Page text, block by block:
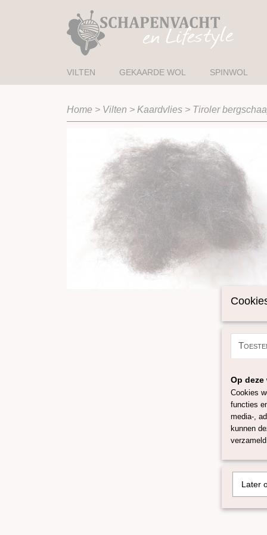
VILTEN GEKAARDE WOL SPINWOL
Home > Vilten > Kaardvlies > Tiroler
Op
Cookies
functies
media-,
kunnen
Later